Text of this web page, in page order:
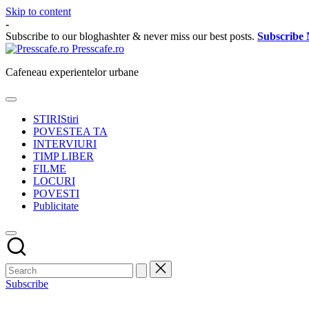
Skip to content
-
Subscribe to our bloghashter & never miss our best posts. Subscribe
Presscafe.ro
Cafeneau experientelor urbane
STIRIStiri
POVESTEA TA
INTERVIURI
TIMP LIBER
FILME
LOCURI
POVESTI
Publicitate
Subscribe